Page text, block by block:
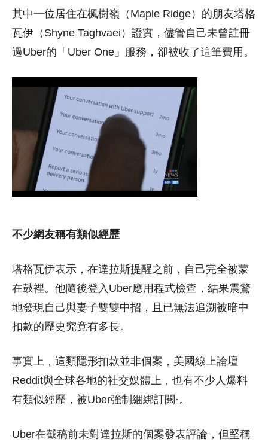
其中一位居住在楓樹嶺（Maple Ridge）的朋友塔格
瓦伊（Shyne Taghvaei）證實，儘管自己未曾註冊
過Uber的「Uber One」服務，卻被收了這筆費用。
不少網友稱有類似經歷
塔格瓦伊表示，在達拉斯提醒之前，自己完全被蒙
在鼓裡。他隨後登入Uber應用程式檢查，結果震驚
地發現自己與妻子雙雙中招，且已無法追溯被暗中
扣款的歷史究竟有多長。
事實上，這類隱形扣款並非個案，美國線上論壇
Reddit與全球各地的社交媒體上，也有不少人爆料
有類似經歷，被Uber強制綑綁訂閱·。
Uber在截稿前未對達拉斯的個案發表評論，但堅稱